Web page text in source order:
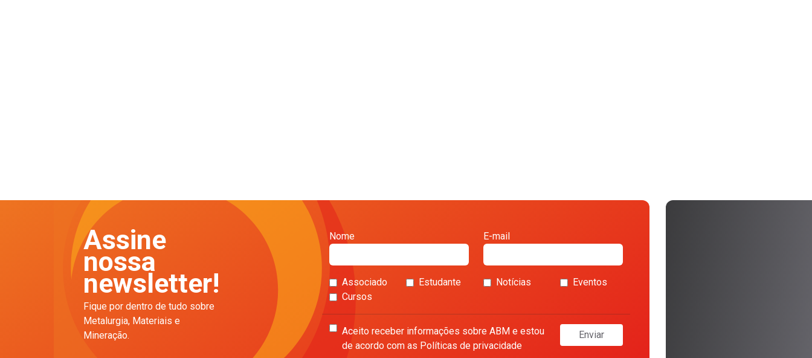
Assine
nossa
newsletter!
Fique por dentro de tudo sobre
Metalurgia, Materiais e
Mineração.
Nome E-mail
Associado Estudante Notícias
Eventos
Cursos
Aceito receber informações sobre ABM e estou
de acordo com as Políticas de privacidade
Enviar